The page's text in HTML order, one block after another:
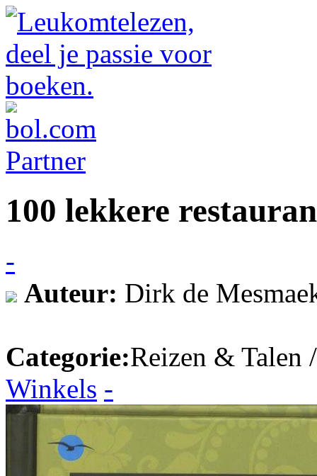
100 lekkere
-
Auteur: Dirk de
Categorie:Reizen & Talen
Winkels -